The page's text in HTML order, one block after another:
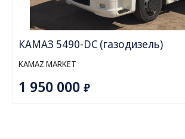
Передаточное отношение главной
Тип топлива
Объем цистерны, м3